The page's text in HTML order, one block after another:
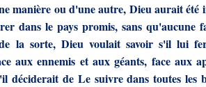
manière ou d'une autre, Dieu aurait été
dans le pays promis, sans qu'aucune
la sorte, Dieu voulait savoir s'il lui
aux ennemis et aux géants, face aux
déciderait de Le suivre dans toutes les